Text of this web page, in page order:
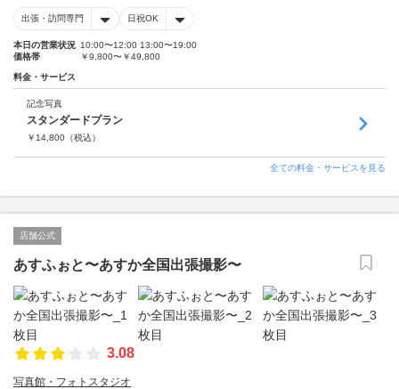
出張・訪問専門 日祝OK
本日の営業状況 10:00〜12:00 13:00〜19:00
価格帯
￥9,800〜￥49,800
料金・サービス
記念写真
スタンダードプラン
￥ 14,800 （税込）
全ての料金・サービスを見る
店舗公式
あすふぉと〜あすか全国出張撮影〜
3.08
写真館・フォトスタジオ